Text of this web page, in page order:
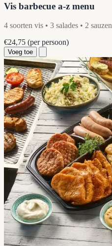
Vis barbecue a-z menu
4 soorten vis • 3 salades • 2 sauzen
€24,75 (per persoon)
Voeg toe